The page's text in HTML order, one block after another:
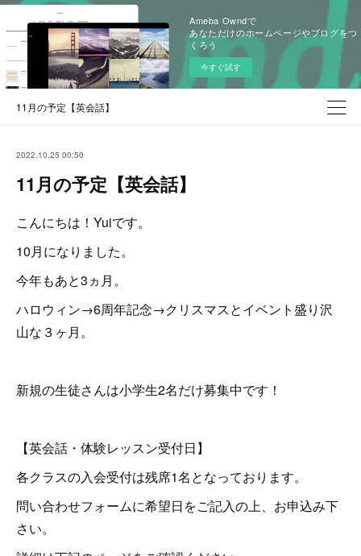
Ameba Owndで
あなただけのホームページやブログをつ
くろう
今すぐ試す
11月の予定【英会話】
2022.10.25 00:50
11月の予定【英会話】
こんにちは！Yuiです。
10月になりました。
今年もあと3ヵ月。
ハロウィン→6周年記念→クリスマスとイベント盛り沢
山な３ヶ月。
新規の生徒さんは小学生2名だけ募集中です！
【英会話・体験レッスン受付日】
各クラスの入会受付は残席1名となっております。
問い合わせフォームに希望日をご記入の上、お申込み下
さい。